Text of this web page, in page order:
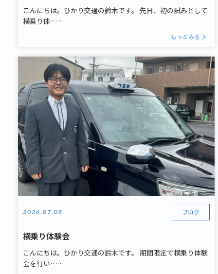
こんにちは。ひかり交通の鈴木です。 先日、初の試みとして
横乗り体……
もっとみる
2026.07.08 ブログ
横乗り体験会
こんにちは。ひかり交通の鈴木です。 期間限定で横乗り体験
会を行い……